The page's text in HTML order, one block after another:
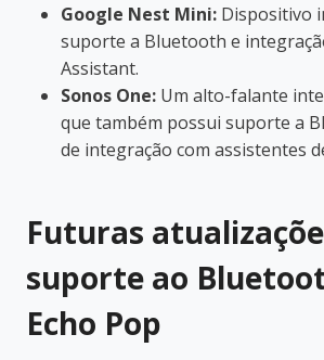
Google Nest Mini: Dispositivo
suporte a Bluetooth e
Assistant.
Sonos One: Um alto-falante
que também possui suporte a
de integração com assistentes
Futuras
suporte ao
Echo Pop